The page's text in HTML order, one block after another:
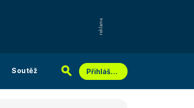
Soutěž Přihlášení